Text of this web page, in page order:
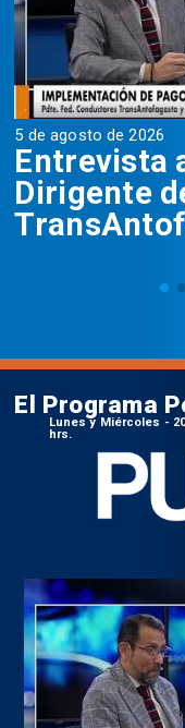
5 de agosto de 2026
Entrevista
Dirigente
El Programa
Lunes y Miércoles -
hrs.